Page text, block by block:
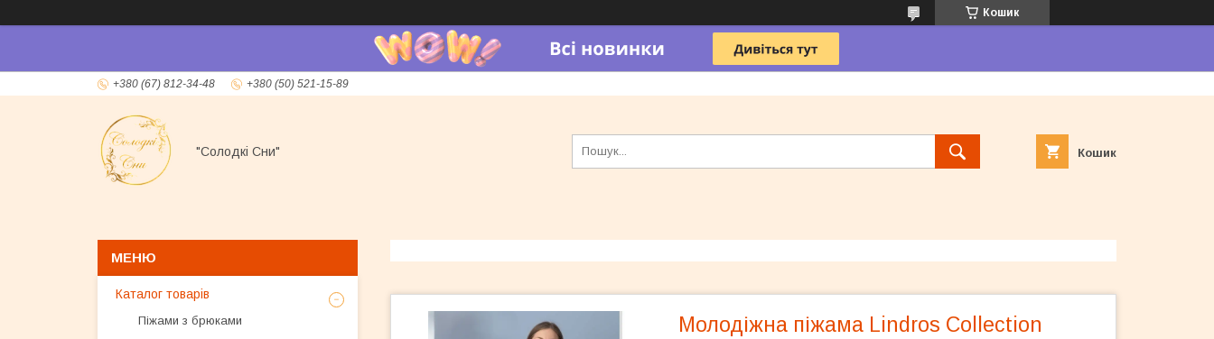
Кошик
+380 (67) 812-34-48 +380 (50) 521-15-89
"Солодкі Сни" Кошик
Молодіжна піжама Lindros Collection
Каталог товарів
Піжами з брюками